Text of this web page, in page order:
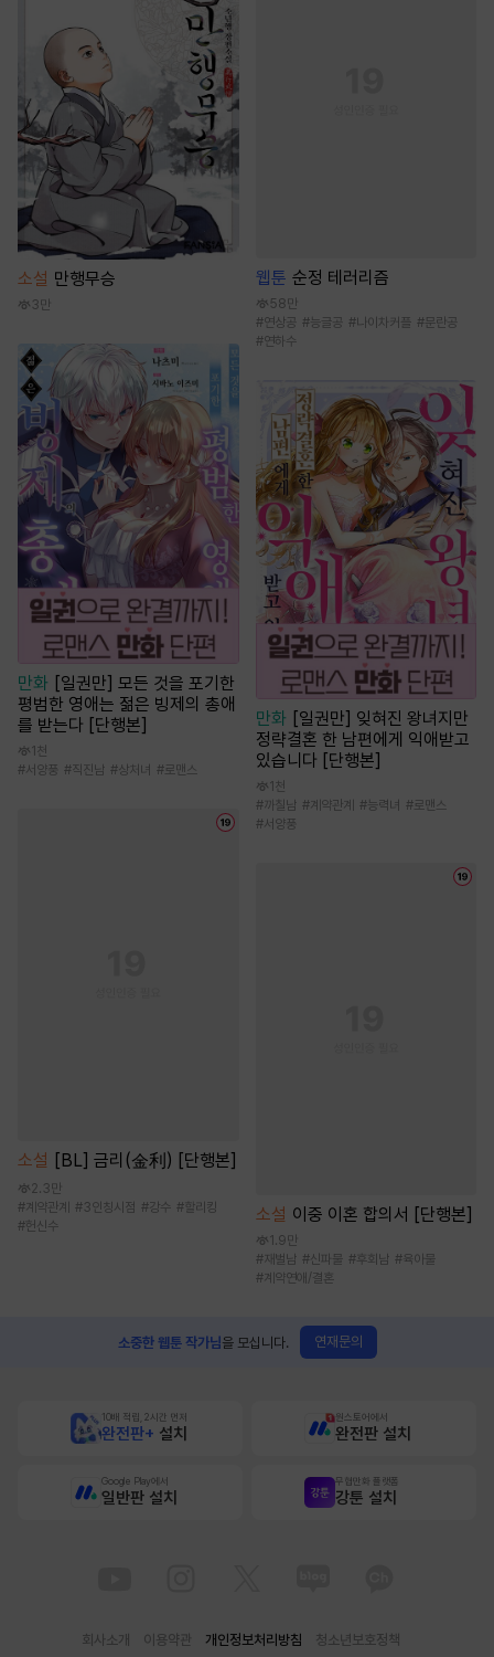
소설 만행무승
3만
만화 [일권만] 모든 것을 포기한
평범한 영애는 젊은 빙제의 총애
를 받는다 [단행본]
1천
#서양풍 #직진남 #상처녀 #로맨스
소설 [BL] 금리(金利) [단행본]
2.3만
# 계약관계 #3인칭시점 #강수 #할리킹
#헌신수
웹툰 순정 테러리즘
58만
#연상공 #능글공 #나이차커플 #문란공
#연하수
만화
[일권만] 잊혀진 왕녀지만
정략결혼 한 남편에게 익애받고
있습니다 [단행본]
1천
#까칠남 #계약관계 #능력녀 #로맨스
#서양풍
소설 이중 이혼 합의서 [단행본]
1.9만
#재벌남 #신파물 #후회남 #육아물
#계약연애/결혼
소중한 웹툰 작가님을 모십니다. 연재문의
10배 적립, 2시간 먼저
완전판+ 설치
원스토어에서
완전판 설치
Google Play에서
일반판 설치
무협만화 플랫폼
강툰 설치
회사소개 이용약관 개인정보처리방침 청소년보호정책